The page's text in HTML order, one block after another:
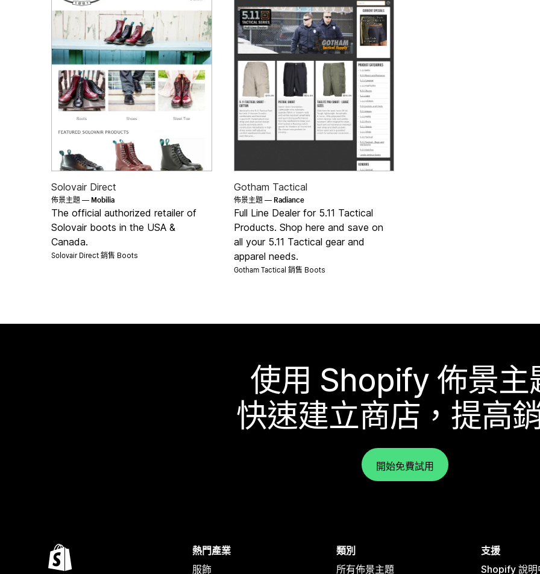
Solovair Direct
佈景主題 —Mobilia
The official authorized retailer of
Solovair boots in the USA &
Canada.
Solovair Direct 銷售 Boots
Gotham Tactical
佈景主題 — Radiance
Full Line Dealer for 5.11 Tactical
Products. Shop here and save on
all your 5.11 Tactical gear and
apparel needs.
Gotham Tactical 銷售 Boots
使用 Shopify 佈景主
快速建立商店，提高
開始免費試用
熱門產業
服飾
類別
所有佈景主題
支援
Shopify 說明